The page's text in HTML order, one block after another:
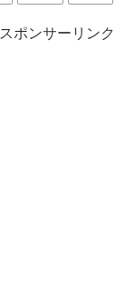
スポンサーリンク